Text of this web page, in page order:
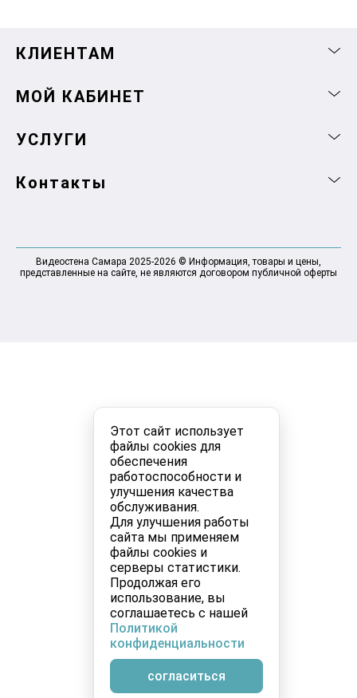
Этот сайт использует
файлы cookies для
обеспечения
работоспособности и
улучшения качества
обслуживания.
Для улучшения работы
сайта мы применяем
файлы cookies и
серверы статистики.
Продолжая его
использование, вы
соглашаетесь с нашей
Политикой
конфиденциальности
согласиться
КЛИЕНТАМ
МОЙ КАБИНЕТ
УСЛУГИ
Контакты
Видеостена Самара 2025-2026 © Информация, товары и цены,
представленные на сайте, не являются договором публичной оферты